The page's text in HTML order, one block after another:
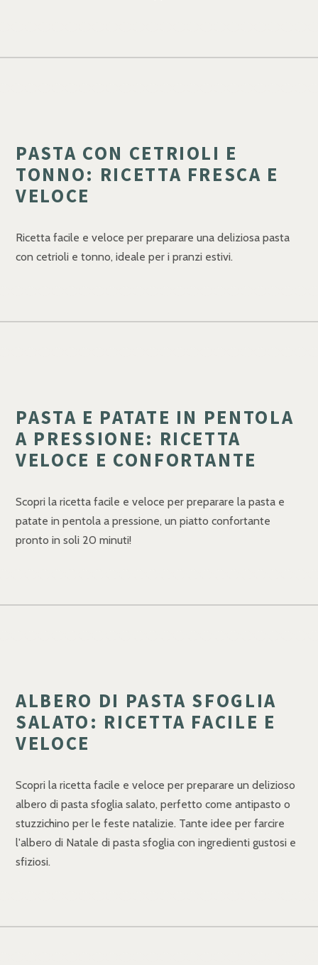
PASTA CON CETRIOLI E
TONNO: RICETTA FRESCA E
VELOCE
Ricetta facile e veloce per preparare una deliziosa pasta
con cetrioli e tonno, ideale per i pranzi estivi.
PASTA E PATATE IN PENTOLA
A PRESSIONE: RICETTA
VELOCE E CONFORTANTE
Scopri la ricetta facile e veloce per preparare la pasta e
patate in pentola a pressione, un piatto confortante
pronto in soli 20 minuti!
ALBERO DI PASTA SFOGLIA
SALATO: RICETTA FACILE E
VELOCE
Scopri la ricetta facile e veloce per preparare un delizioso
albero di pasta sfoglia salato, perfetto come antipasto o
stuzzichino per le feste natalizie. Tante idee per farcire
l'albero di Natale di pasta sfoglia con ingredienti gustosi e
sfiziosi.